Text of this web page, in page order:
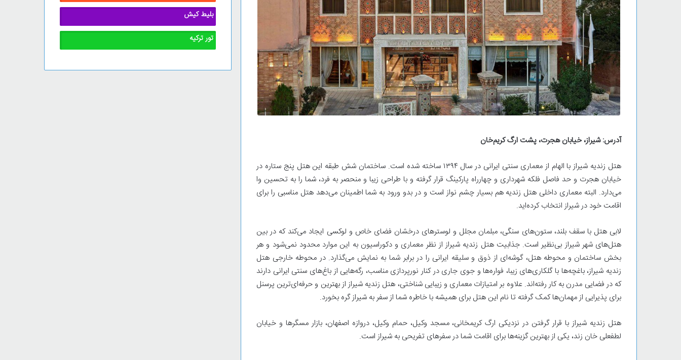
آدرس: شیراز، خیابان هجرت، پشت ارگ کریم‌خان
هتل زندیه شیراز با الهام از معماری سنتی ایرانی در سال ۱۳۹۴ ساخته شده است. ساختمان شش طبقه این هتل پنج ستاره در
خیابان هجرت و حد فاصل فلکه شهرداری و چهارراه پارکینگ قرار گرفته و با طراحی زیبا و منحصر به فرد، شما را به تحسین وا
می‌دارد. البته معماری داخلی هتل زندیه هم بسیار چشم نواز است و در بدو ورود به شما اطمینان می‌دهد هتل مناسبی را برای
اقامت خود در شیراز انتخاب کرده‌اید.
لابی هتل با سقف بلند، ستون‌های سنگی، مبلمان مجلل و لوسترهای درخشان فضای خاص و لوکسی ایجاد می‌کند که در بین
هتل‌های شهر شیراز بی‌نظیر است. جذابیت هتل زندیه شیراز از نظر معماری و دکوراسیون به این موارد محدود نمی‌شود و هر
بخش ساختمان و محوطه هتل، گوشه‌ای از ذوق و سلیقه ایرانی را در برابر شما به نمایش می‌گذارد. در محوطه خارجی هتل
زندیه شیراز، باغچه‌ها با گلکاری‌های زیبا، فواره‌ها و جوی جاری در کنار نورپردازی مناسب، رگه‌هایی از باغ‌های سنتی ایرانی دارند
که در فضایی مدرن به کار رفته‌اند. علاوه بر امتیازات معماری و زیبایی شناختی، هتل زندیه شیراز از بهترین و حرفه‌ای‌ترین پرسنل
برای پذیرایی از مهمان‌ها کمک گرفته تا نام این هتل برای همیشه با خاطره شما از سفر به شیراز گره بخورد.
هتل زندیه شیراز با قرار گرفتن در نزدیکی ارگ کریمخانی، مسجد وکیل، حمام وکیل، دروازه اصفهان، بازار مسگرها و خیابان
لطفعلی خان زند، یکی از بهترین گزینه‌ها برای اقامت شما در سفرهای تفریحی به شیراز است.
بلیط کیش
تور ترکیه